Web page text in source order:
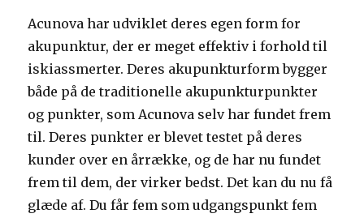
Acunova har udviklet deres egen form for
akupunktur, der er meget effektiv i forhold til
iskiassmerter. Deres akupunkturform bygger
både på de traditionelle akupunkturpunkter
og punkter, som Acunova selv har fundet frem
til. Deres punkter er blevet testet på deres
kunder over en årrække, og de har nu fundet
frem til dem, der virker bedst. Det kan du nu få
glæde af. Du får fem som udgangspunkt fem